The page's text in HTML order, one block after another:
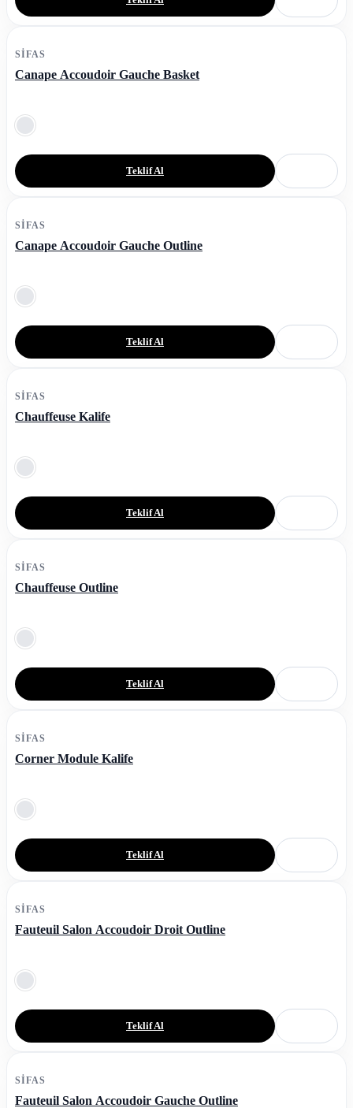
SIFAS
Canape Accoudoir Gauche Basket
Teklif Al
SIFAS
Canape Accoudoir Gauche Outline
Teklif Al
SIFAS
Chauffeuse Kalife
Teklif Al
SIFAS
Chauffeuse Outline
Teklif Al
SIFAS
Corner Module Kalife
Teklif Al
SIFAS
Fauteuil Salon Accoudoir Droit Outline
Teklif Al
SIFAS
Fauteuil Salon Accoudoir Gauche Outline